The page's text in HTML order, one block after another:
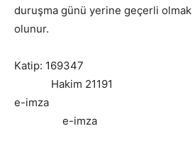
duruşma günü yerine geçerli
olunur.
Katip:
Hakim 21191
e-
e-imza